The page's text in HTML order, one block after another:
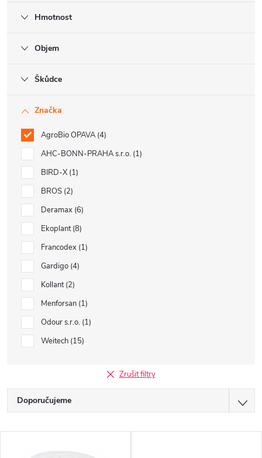
Hmotnost
Objem
Škůdce
Značka
AgroBio OPAVA 4
AHC-BONN-PRAHA s.r.o. 1
BIRD-X 1
BROS 2
Deramax 6
Ekoplant 8
Francodex 1
Gardigo 4
Kollant 2
Menforsan 1
Odour s.r.o. 1
Weitech 15
Zrušit filtry
Ř
a
Doporučujeme